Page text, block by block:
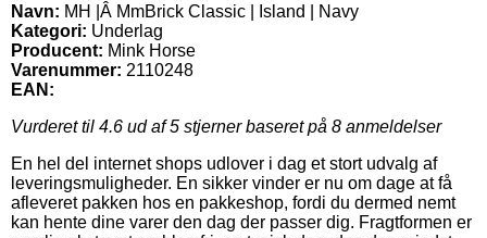
Navn: MH |Â MmBrick Classic | Island | Navy
Kategori: Underlag
Producent: Mink Horse
Varenummer: 2110248
EAN:
Vurderet til 4.6 ud af 5 stjerner baseret på 8 anmeldelser
En hel del internet shops udlover i dag et stort udvalg af
leveringsmuligheder. En sikker vinder er nu om dage at få
afleveret pakken hos en pakkeshop, fordi du dermed nemt
kan hente dine varer den dag der passer dig. Fragtformen er